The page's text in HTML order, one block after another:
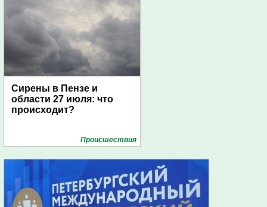
Сирены в Пензе и
области 27 июля: что
происходит?
Проиcшествия